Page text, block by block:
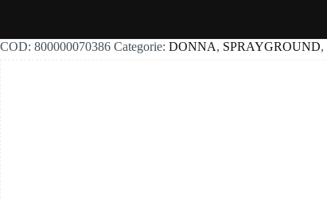
COD: 800000070386 Categorie: DONNA, SPRAYGROUND,